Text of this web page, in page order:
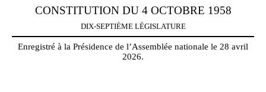
CONSTITUTION DU 4 OCTOBRE 1958
DIX-SEPTIÈME LÉGISLATURE
Enregistré à la Présidence de l’Assemblée nationale le 28 avril
2026.